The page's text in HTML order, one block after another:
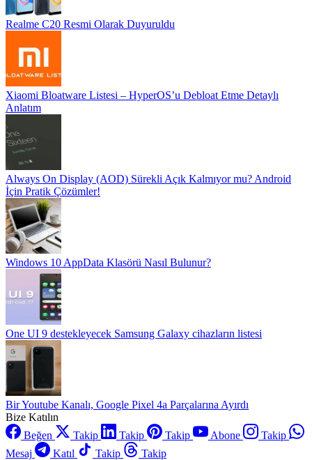
Realme C20 Resmi Olarak Duyuruldu
Xiaomi Bloatware Listesi – HyperOS’u Debloat Etme Detaylı
Anlatım
Always On Display (AOD) Sürekli Açık Kalmıyor mu? Android
İçin Pratik Çözümler!
Windows 10 AppData Klasörü Nasıl Bulunur?
One UI 9 destekleyecek Samsung Galaxy cihazların listesi
Bir Youtube Kanalı, Google Pixel 4a Parçalarına Ayırdı
Bize Katılın
Beğen
Takip Takip Takip Abone
Takip
Mesaj
Katıl Takip Takip